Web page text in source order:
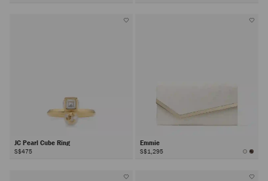
JC Pearl Cube Ring
S$475
Emmie
S$1,295